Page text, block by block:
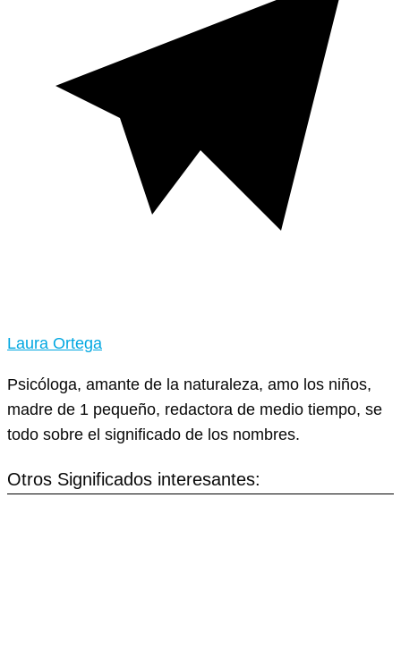
Laura Ortega
Psicóloga, amante de la naturaleza, amo los niños,
madre de 1 pequeño, redactora de medio tiempo, se
todo sobre el significado de los nombres.
Otros Significados interesantes: